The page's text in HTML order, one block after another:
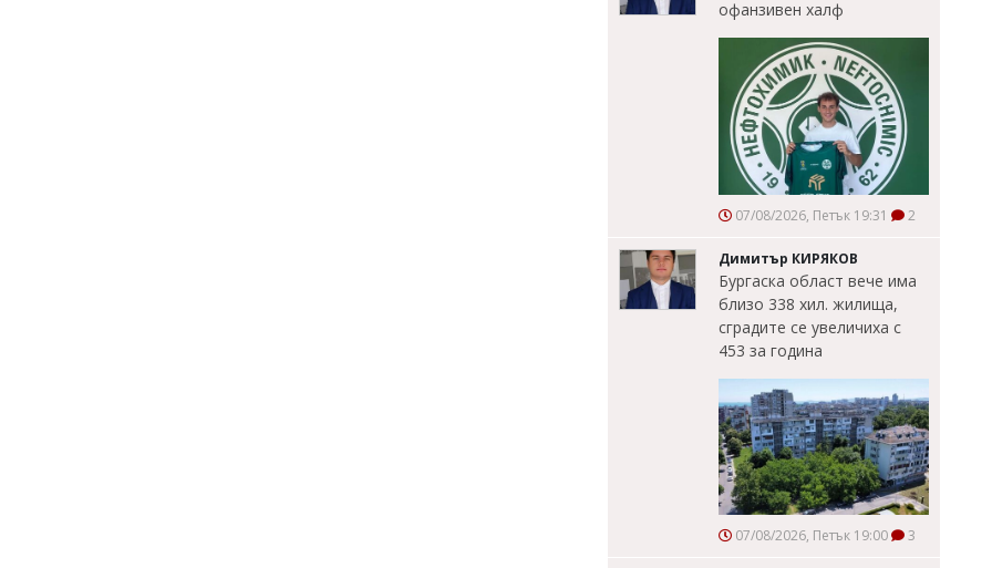
офанзивен халф
07/08/2026, Петък 19:31 2
Димитър КИРЯКОВ
Бургаска област вече има
близо 338 хил. жилища,
сградите се увеличиха с
453 за година
07/08/2026, Петък 19:00 3